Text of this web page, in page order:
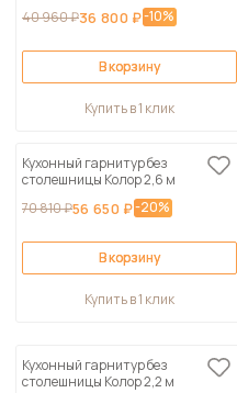
40 960 ₽36 800 ₽-10%
В корзину
Купить в 1 клик
Кухонный гарнитур без
столешницы Колор 2,6 м
70 810 ₽56 650 ₽-20%
В корзину
Купить в 1 клик
Кухонный гарнитур без
столешницы Колор 2,2 м